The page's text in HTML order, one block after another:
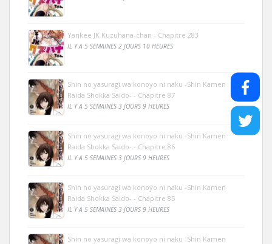
Yankee JK Kuzuhana-chan - Chapitre 283
IL Y A 5 SEMAINES 2 JOURS 10 HEURES
Shin no yasuragi wa konoyo ni naku -Shin Kamen
Raida Shokka Saido- - Chapitre 87
IL Y A 5 SEMAINES 3 JOURS 9 HEURES
Shin no yasuragi wa konoyo ni naku -Shin Kamen
Raida Shokka Saido- - Chapitre 86
IL Y A 5 SEMAINES 3 JOURS 9 HEURES
Shin no yasuragi wa konoyo ni naku -Shin Kamen
Raida Shokka Saido- - Chapitre 85
IL Y A 5 SEMAINES 3 JOURS 9 HEURES
Shin no yasuragi wa konoyo ni naku -Shin Kamen